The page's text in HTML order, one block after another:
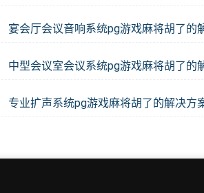
宴会厅会议音响系统pg游戏麻将胡了的
中型会议室会议系统pg游戏麻将胡了的
专业扩声系统pg游戏麻将胡了的解决方